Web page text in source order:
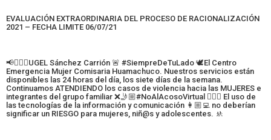
EVALUACIÓN EXTRAORDINARIA DEL PROCESO DE RACIONALIZACIÓN
2021 – FECHA LIMITE 06/07/21
📢🙋🏽‍♀️UGEL Sánchez Carrión 🚨 #SiempreDeTuLado 🕊️El Centro
Emergencia Mujer Comisaria Huamachuco. Nuestros servicios están
disponibles las 24 horas del día, los siete días de la semana.
Continuamos ATENDIENDO los casos de violencia hacia las MUJERES e
integrantes del grupo familiar ❌🤳🏼#NoAlAcosoVirtual 🙅🏼‍♀️ El uso de
las tecnologías de la información y comunicación 👩🏼‍💻 no deberían
significar un RIESGO para mujeres, niñ@s y adolescentes. 🚸